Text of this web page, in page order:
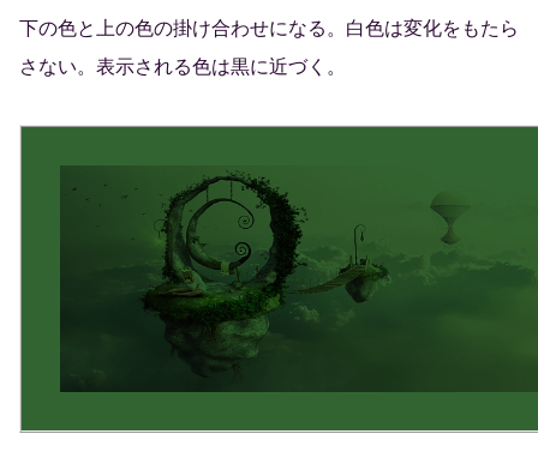
下の色と上の色の掛け合わせになる。白色は変化をもたら
さない。表示される色は黒に近づく。